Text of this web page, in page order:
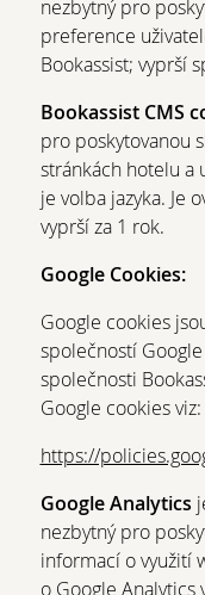
nezbytný pro
preference
Bookassist; vyprší
Bookassist CMS
pro poskytovanou
stránkách hotelu a
je volba jazyka. Je
vyprší za 1 rok.
Google Cookies:
Google cookies
společností
společnosti
Google cookies viz:
https://
Google Analytics
nezbytný pro
informací o využití
o Google Analytics